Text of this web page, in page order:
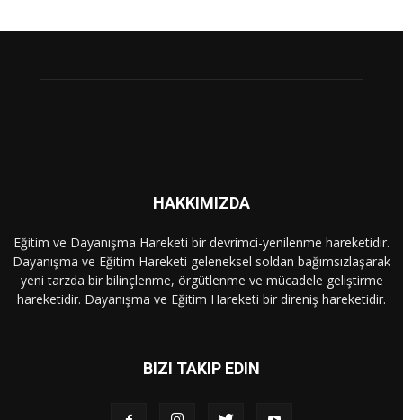
HAKKIMIZDA
Eğitim ve Dayanışma Hareketi bir devrimci-yenilenme hareketidir.
Dayanışma ve Eğitim Hareketi geleneksel soldan bağımsızlaşarak
yeni tarzda bir bilinçlenme, örgütlenme ve mücadele geliştirme
hareketidir. Dayanışma ve Eğitim Hareketi bir direniş hareketidir.
BIZI TAKIP EDIN